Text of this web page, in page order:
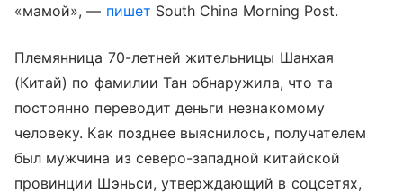
«мамой», — пишет South China Morning Post.
Племянница 70-летней жительницы Шанхая
(Китай) по фамилии Тан обнаружила, что та
постоянно переводит деньги незнакомому
человеку. Как позднее выяснилось, получателем
был мужчина из северо-западной китайской
провинции Шэньси, утверждающий в соцсетях,